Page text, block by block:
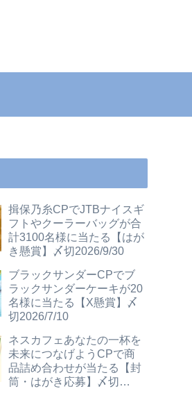
揖保乃糸CPでJTBナイスギ
フトやクーラーバッグが合
計3100名様に当たる【はが
き懸賞】〆切2026/9/30
ブラックサンダーCPでブ
ラックサンダーケーキが20
名様に当たる【X懸賞】〆
切2026/7/10
ネスカフェあなたの一杯を
未来につなげようCPで商
品詰め合わせが当たる【封
筒・はがき応募】〆切